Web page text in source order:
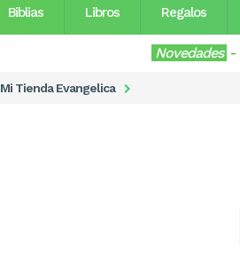
Biblias Libros Regalos
Novedades -
Mi Tienda Evangelica